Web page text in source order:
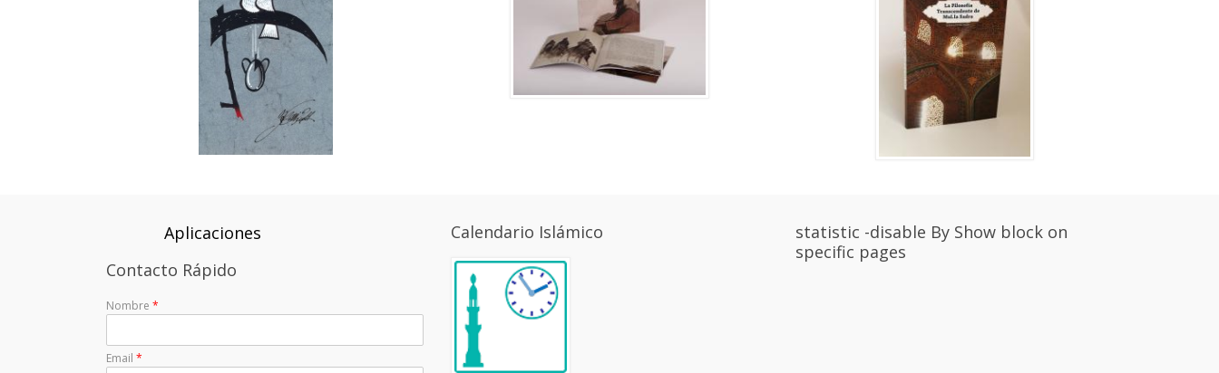
Aplicaciones
Contacto Rápido
Nombre *
Email *
Calendario Islámico
statistic -disable By Show block on
specific pages